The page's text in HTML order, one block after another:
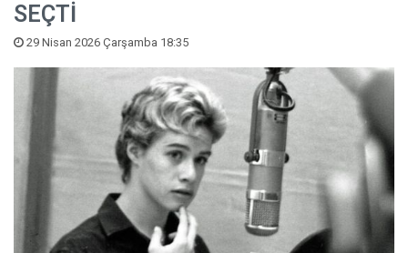
SEÇTİ
29 Nisan 2026 Çarşamba 18:35